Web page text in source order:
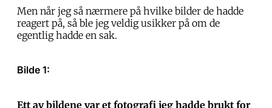
Men når jeg så nærmere på hvilke bilder de hadde
reagert på, så ble jeg veldig usikker på om de
egentlig hadde en sak.
Bilde 1:
Ett av bildene var et fotografi jeg hadde brukt for